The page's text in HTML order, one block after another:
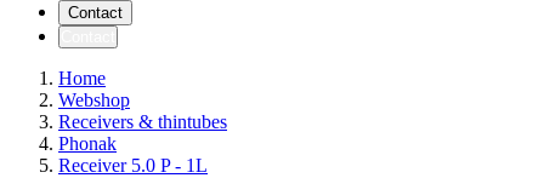
Contact
Home
Webshop
Receivers & thintubes
Phonak
Receiver 5.0 P - 1L